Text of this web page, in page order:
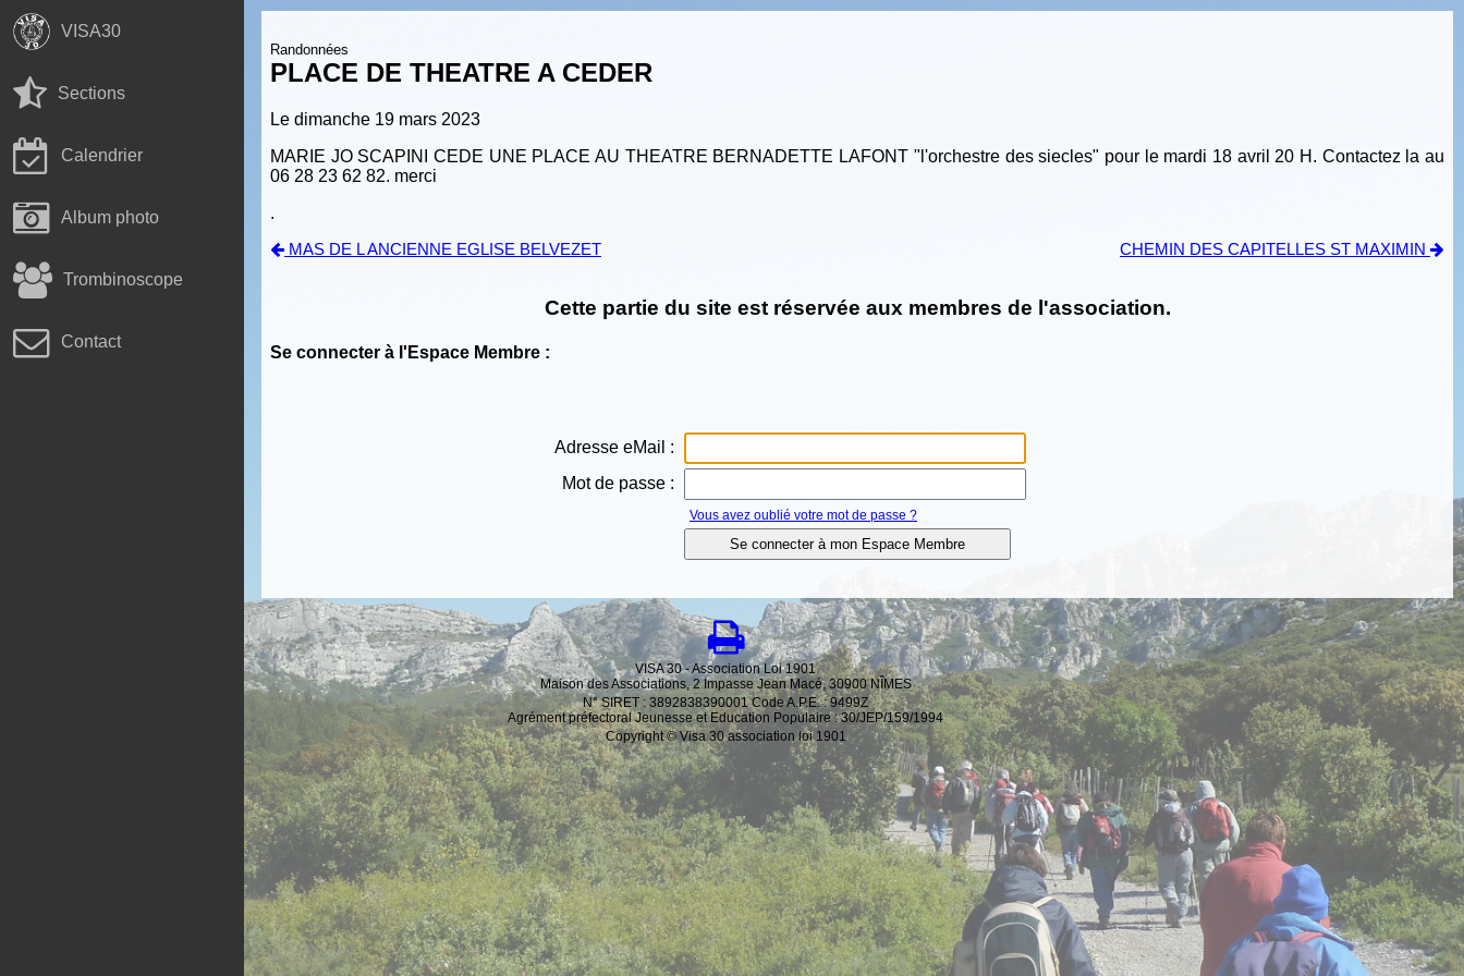
VISA30
Sections
Calendrier
Album photo
Trombinoscope
Contact
Randonnées
PLACE DE THEATRE A CEDER
Le dimanche 19 mars 2023
MARIE JO SCAPINI CEDE UNE PLACE AU THEATRE BERNADETTE LAFONT "l'orchestre des siecles" pour le mardi 18 avril 20 H. Contactez la au
06 28 23 62 82. merci
.
MAS DE L ANCIENNE EGLISE BELVEZET CHEMIN DES CAPITELLES ST MAXIMIN
Cette partie du site est réservée aux membres de l'association.
Se connecter à l'Espace Membre :
Adresse eMail :
Mot de passe :
Vous avez oublié votre mot de passe ?
VISA 30 - Association Loi 1901
Maison des Associations, 2 Impasse Jean Macé, 30900 NÎMES
N° SIRET : 3892838390001 Code A.P.E. : 9499Z
Agrément préfectoral Jeunesse et Education Populaire : 30/JEP/159/1994
Copyright © Visa 30 association loi 1901